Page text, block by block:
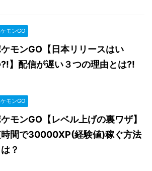
モンGO
モンGO【日本リリースはい
】配信が遅い３つの理由とは?!
モンGO
モンGO【レベル上げの裏ワザ】
間で30000XP(経験値)稼ぐ方法
？